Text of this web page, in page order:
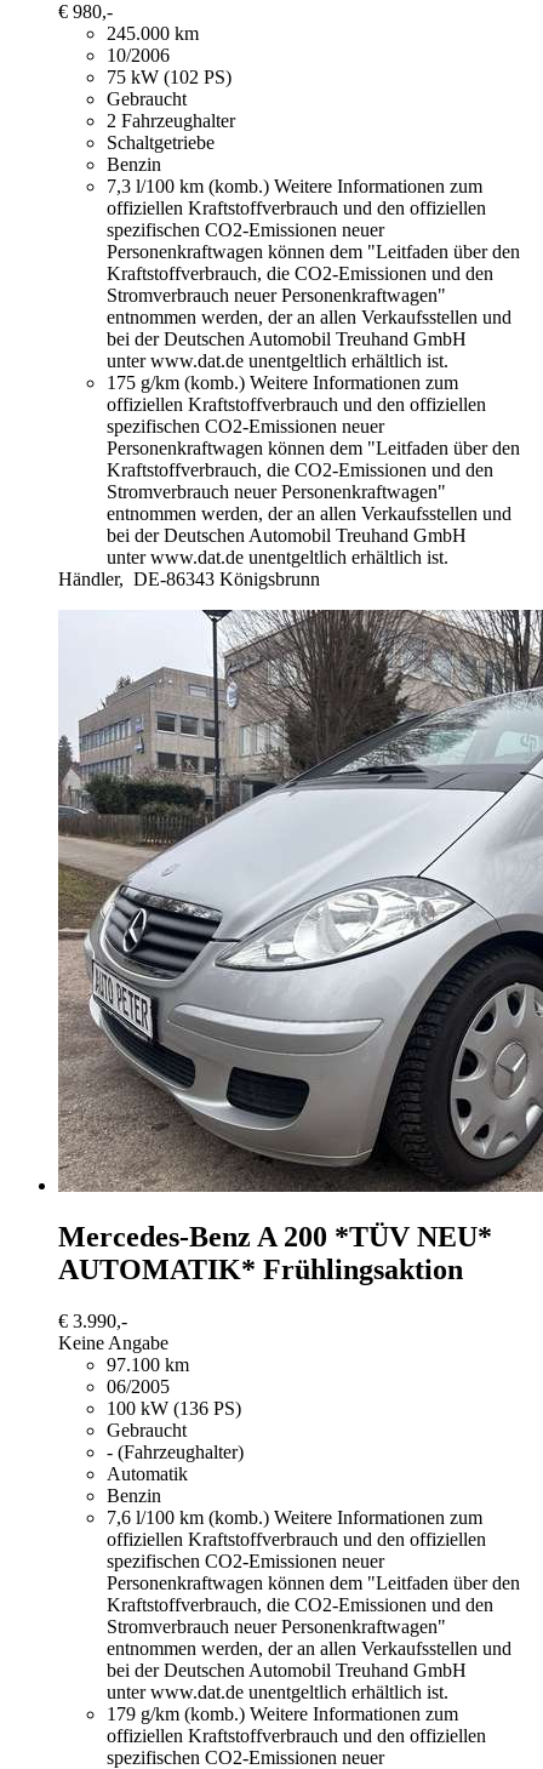
€ 980,-
245.000 km
10/2006
75 kW (102 PS)
Gebraucht
2 Fahrzeughalter
Schaltgetriebe
Benzin
7,3 l/100 km (komb.) Weitere Informationen zum
offiziellen Kraftstoffverbrauch und den offiziellen
spezifischen CO2-Emissionen neuer
Personenkraftwagen können dem "Leitfaden über den
Kraftstoffverbrauch, die CO2-Emissionen und den
Stromverbrauch neuer Personenkraftwagen"
entnommen werden, der an allen Verkaufsstellen und
bei der Deutschen Automobil Treuhand GmbH
unter www.dat.de unentgeltlich erhältlich ist.
175 g/km (komb.) Weitere Informationen zum
offiziellen Kraftstoffverbrauch und den offiziellen
spezifischen CO2-Emissionen neuer
Personenkraftwagen können dem "Leitfaden über den
Kraftstoffverbrauch, die CO2-Emissionen und den
Stromverbrauch neuer Personenkraftwagen"
entnommen werden, der an allen Verkaufsstellen und
bei der Deutschen Automobil Treuhand GmbH
unter www.dat.de unentgeltlich erhältlich ist.
Händler, DE-86343 Königsbrunn
Mercedes-Benz A 200 *TÜV NEU*
AUTOMATIK* Frühlingsaktion
€ 3.990,-
Keine Angabe
97.100 km
06/2005
100 kW (136 PS)
Gebraucht
- (Fahrzeughalter)
Automatik
Benzin
7,6 l/100 km (komb.) Weitere Informationen zum
offiziellen Kraftstoffverbrauch und den offiziellen
spezifischen CO2-Emissionen neuer
Personenkraftwagen können dem "Leitfaden über den
Kraftstoffverbrauch, die CO2-Emissionen und den
Stromverbrauch neuer Personenkraftwagen"
entnommen werden, der an allen Verkaufsstellen und
bei der Deutschen Automobil Treuhand GmbH
unter www.dat.de unentgeltlich erhältlich ist.
179 g/km (komb.) Weitere Informationen zum
offiziellen Kraftstoffverbrauch und den offiziellen
spezifischen CO2-Emissionen neuer